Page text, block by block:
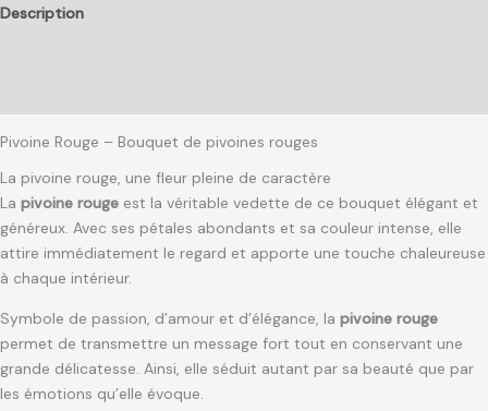
Description
Pivoine Rouge – Bouquet de pivoines rouges
La pivoine rouge, une fleur pleine de caractère
La pivoine rouge est la véritable vedette de ce bouquet élégant et
généreux. Avec ses pétales abondants et sa couleur intense, elle
attire immédiatement le regard et apporte une touche chaleureuse
à chaque intérieur.
Symbole de passion, d’amour et d’élégance, la pivoine rouge
permet de transmettre un message fort tout en conservant une
grande délicatesse. Ainsi, elle séduit autant par sa beauté que par
les émotions qu’elle évoque.